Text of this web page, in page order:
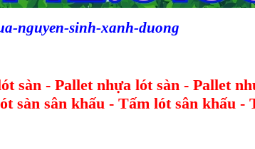
nguyen-sinh-xanh-duong
sàn - Pallet nhựa lót sàn - Pallet
sàn sân khấu - Tấm lót sân khấu -